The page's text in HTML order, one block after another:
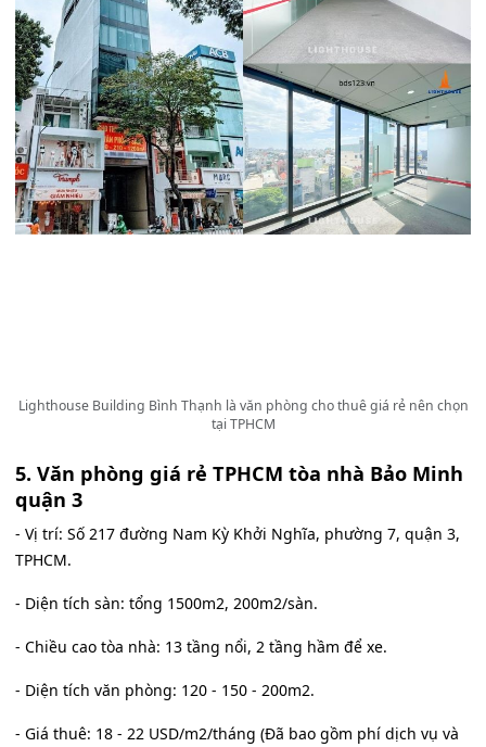
Lighthouse Building Bình Thạnh là văn phòng cho thuê giá rẻ nên chọn
tại TPHCM
5. Văn phòng giá rẻ TPHCM tòa nhà Bảo Minh
quận 3
- Vị trí: Số 217 đường Nam Kỳ Khởi Nghĩa, phường 7, quận 3,
TPHCM.
- Diện tích sàn: tổng 1500m2, 200m2/sàn.
- Chiều cao tòa nhà: 13 tầng nổi, 2 tầng hầm để xe.
- Diện tích văn phòng: 120 - 150 - 200m2.
- Giá thuê: 18 - 22 USD/m2/tháng (Đã bao gồm phí dịch vụ và